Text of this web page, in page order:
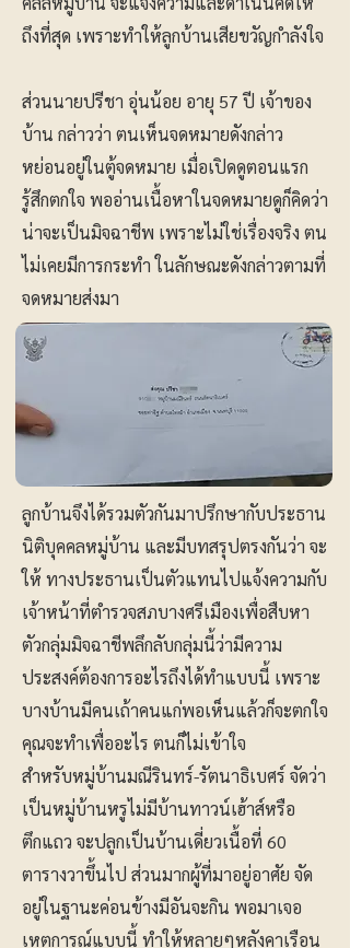
ถึงที่สุด เพราะทำให้ลูกบ้านเสียขวัญกำลังใจ
ส่วนนายปรีชา อุ่นน้อย อายุ 57 ปี เจ้าของ
บ้าน กล่าวว่า ตนเห็นจดหมายดังกล่าว
หย่อนอยู่ในตู้จดหมาย เมื่อเปิดดูตอนแรก
รู้สึกตกใจ พออ่านเนื้อหาในจดหมายดูก็คิดว่า
น่าจะเป็นมิจฉาชีพ เพราะไม่ใช่เรื่องจริง ตน
ไม่เคยมีการกระทำ ในลักษณะดังกล่าวตามที่
จดหมายส่งมา
ลูกบ้านจึงได้รวมตัวกันมาปรึกษากับประธาน
นิติบุคคลหมู่บ้าน และมีบทสรุปตรงกันว่า จะ
ให้ ทางประธานเป็นตัวแทนไปแจ้งความกับ
เจ้าหน้าที่ตำรวจสภบางศรีเมืองเพื่อสืบหา
ตัวกลุ่มมิจฉาชีพลึกลับกลุ่มนี้ว่ามีความ
ประสงค์ต้องการอะไรถึงได้ทำแบบนี้ เพราะ
บางบ้านมีคนเถ้าคนแก่พอเห็นแล้วก็จะตกใจ
คุณจะทำเพื่ออะไร ตนก็ไม่เข้าใจ
สำหรับหมู่บ้านมณีรินทร์-รัตนาธิเบศร์ จัดว่า
เป็นหมู่บ้านหรูไม่มีบ้านทาวน์เฮ้าส์หรือ
ตึกแถว จะปลูกเป็นบ้านเดี่ยวเนื้อที่ 60
ตารางวาขึ้นไป ส่วนมากผู้ที่มาอยู่อาศัย จัด
อยู่ในฐานะค่อนข้างมีอันจะกิน พอมาเจอ
เหตุการณ์แบบนี้ ทำให้หลายๆหลังคาเรือน